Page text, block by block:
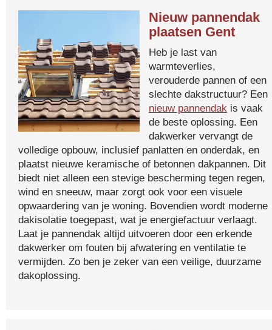
Nieuw pannendak
plaatsen Gent
Heb je last van
warmteverlies,
verouderde pannen of een
slechte dakstructuur? Een
nieuw pannendak is vaak
de beste oplossing. Een
dakwerker vervangt de
volledige opbouw, inclusief panlatten en onderdak, en
plaatst nieuwe keramische of betonnen dakpannen. Dit
biedt niet alleen een stevige bescherming tegen regen,
wind en sneeuw, maar zorgt ook voor een visuele
opwaardering van je woning. Bovendien wordt moderne
dakisolatie toegepast, wat je energiefactuur verlaagt.
Laat je pannendak altijd uitvoeren door een erkende
dakwerker om fouten bij afwatering en ventilatie te
vermijden. Zo ben je zeker van een veilige, duurzame
dakoplossing.